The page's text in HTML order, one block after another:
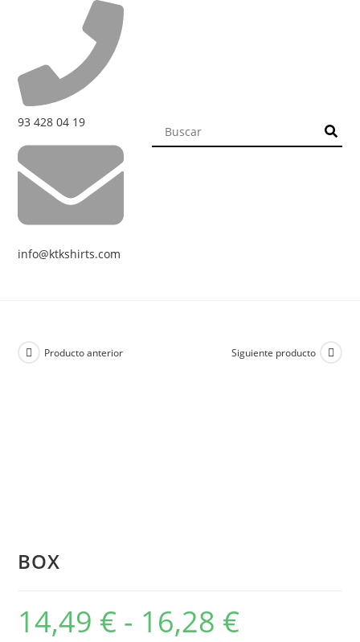
93 428 04 19
info@ktkshirts.com
Producto anterior Siguiente producto
BOX
14,49 € - 16,28 €